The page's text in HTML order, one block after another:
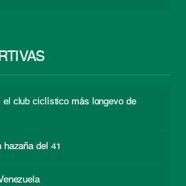
el club ciclístico más longevo de
hazaña del 41